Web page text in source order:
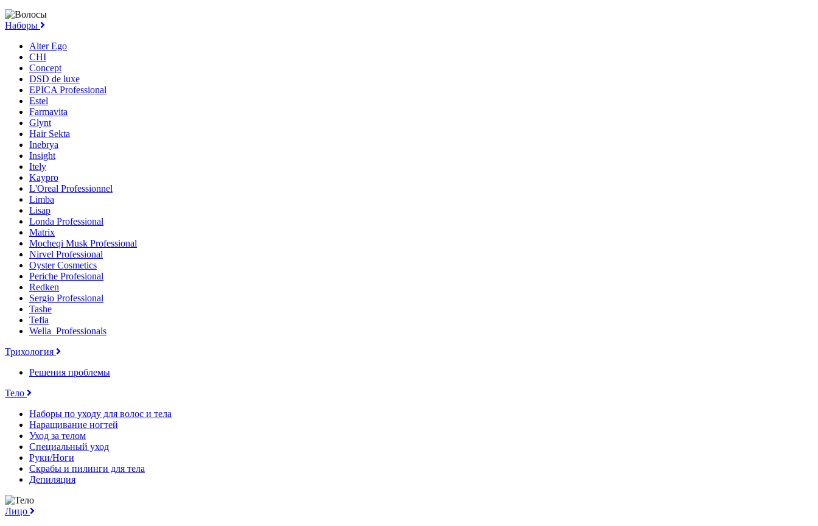
Наборы
Alter Ego
CHI
Concept
DSD de luxe
EPICA Professional
Estel
Farmavita
Glynt
Hair Sekta
Inebrya
Insight
Itely
Kaypro
L'Oreal Professionnel
Limba
Lisap
Londa Professional
Matrix
Mocheqi Musk Professional
Nirvel Professional
Oyster Cosmetics
Periche Profesional
Redken
Sergio Professional
Tashe
Tefia
Wella_Professionals
Трихология
Решения проблемы
Тело
Наборы по уходу для волос и тела
Наращивание ногтей
Уход за телом
Специальный уход
Руки/Ноги
Скрабы и пилинги для тела
Депиляция
Лицо